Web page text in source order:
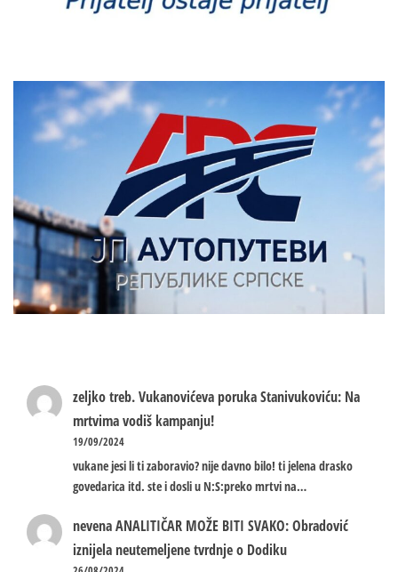
zeljko treb.Vukanovićeva poruka Stanivukoviću: Na
mrtvima vodiš kampanju!
19/09/2024
vukane jesi li ti zaboravio? nije davno bilo! ti jelena drasko
govedarica itd. ste i dosli u N:S:preko mrtvi na…
nevenaANALITIČAR MOŽE BITI SVAKO: Obradović
iznijela neutemeljene tvrdnje o Dodiku